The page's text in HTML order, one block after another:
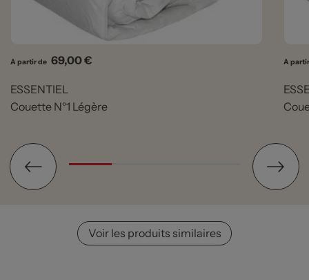
A partir de Prix
69,00 €
ESSENTIEL
Couette N°1 Légère
A
Voir les produits similaires